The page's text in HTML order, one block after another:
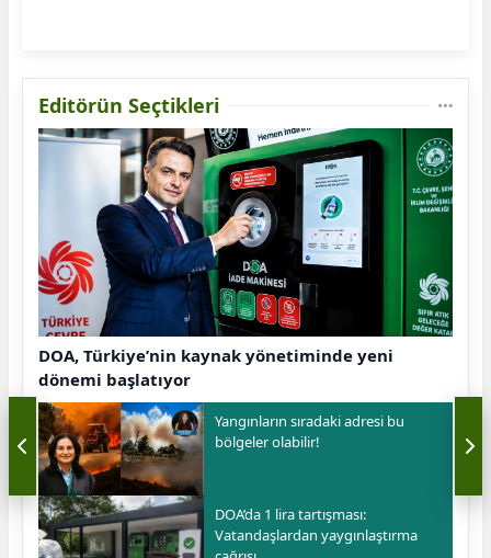
Editörün Seçtikleri
DOA, Türkiye’nin kaynak yönetiminde yeni
dönemi başlatıyor
Yangınların sıradaki adresi bu
bölgeler olabilir!
DOA’da 1 lira tartışması:
Vatandaşlardan yaygınlaştırma